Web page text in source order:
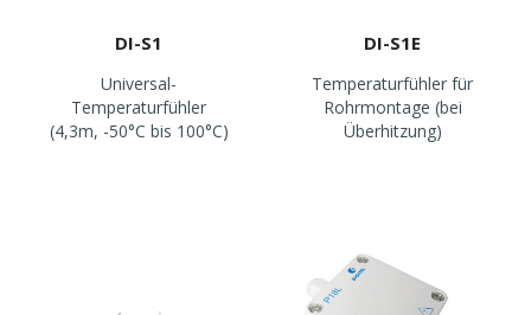
DI-S1
Universal-
Temperaturfühler
(4,3m, -50°C bis 100°C)
DI-S1E
Temperaturfühler für
Rohrmontage (bei
Überhitzung)